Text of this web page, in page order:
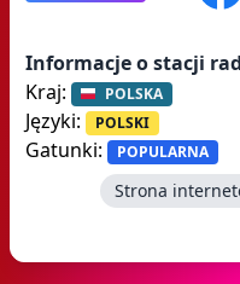
Informacje o stacji
Kraj:
POLSKA
Języki: POLSKI
Gatunki: POPULARNA
Strona